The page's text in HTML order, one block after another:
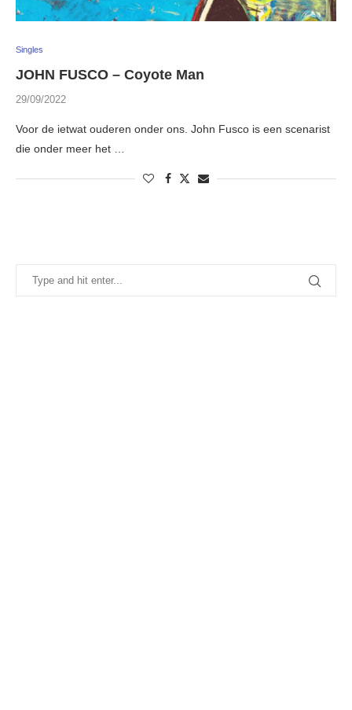
Singles
JOHN FUSCO – Coyote Man
29/09/2022
Voor de ietwat ouderen onder ons. John Fusco is een scenarist
die onder meer het …